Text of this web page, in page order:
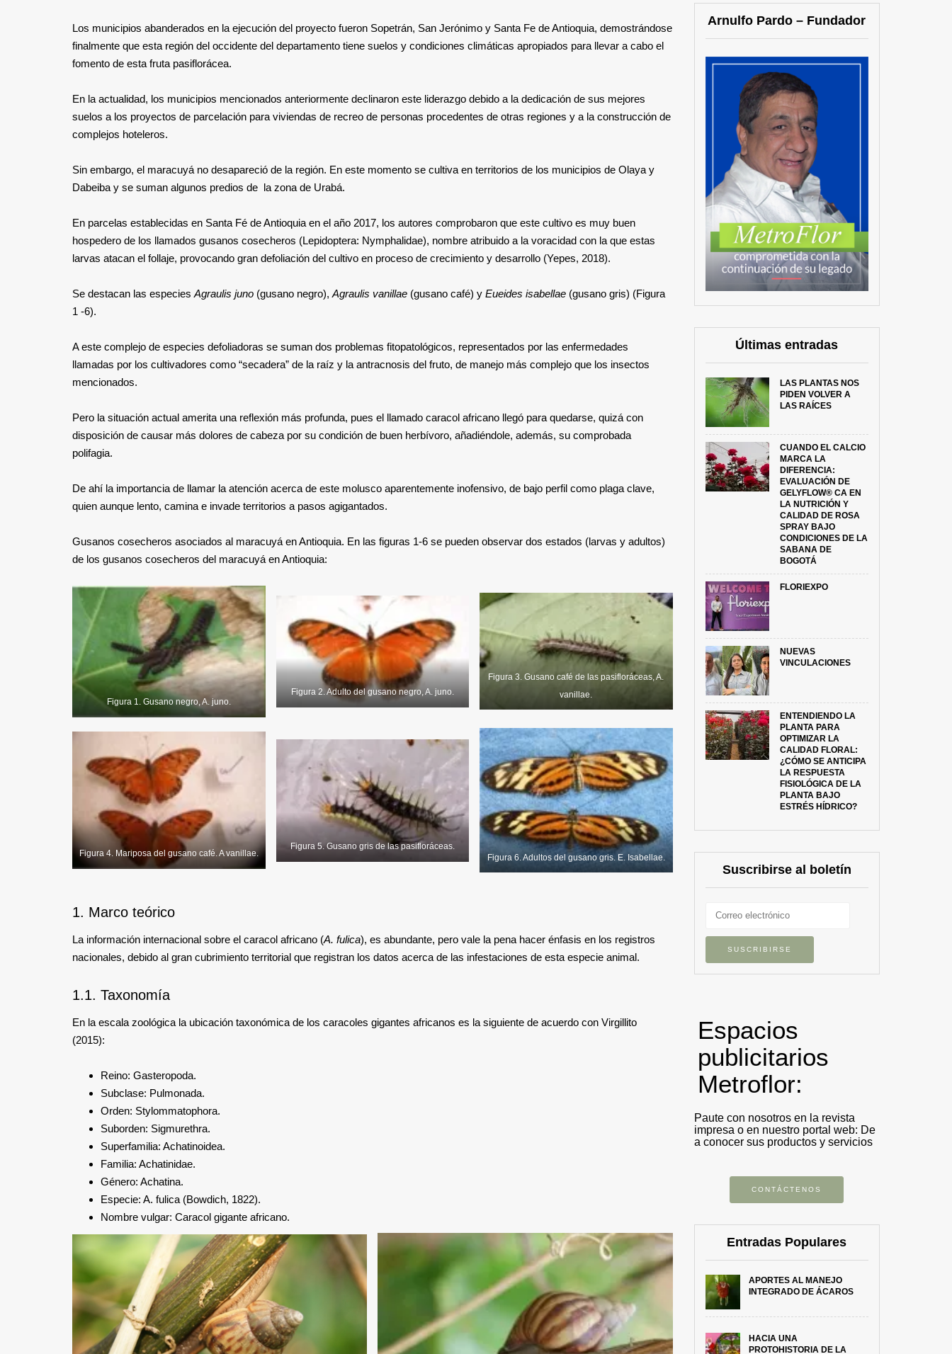
Los municipios abanderados en la ejecución del proyecto fueron Sopetrán, San Jerónimo y Santa Fe de Antioquia, demostrándose
finalmente que esta región del occidente del departamento tiene suelos y condiciones climáticas apropiados para llevar a cabo el
fomento de esta fruta pasiflorácea.
En la actualidad, los municipios mencionados anteriormente declinaron este liderazgo debido a la dedicación de sus mejores
suelos a los proyectos de parcelación para viviendas de recreo de personas procedentes de otras regiones y a la construcción de
complejos hoteleros.
Sin embargo, el maracuyá no desapareció de la región. En este momento se cultiva en territorios de los municipios de Olaya y
Dabeiba y se suman algunos predios de la zona de Urabá.
En parcelas establecidas en Santa Fé de Antioquia en el año 2017, los autores comprobaron que este cultivo es muy buen
hospedero de los llamados gusanos cosecheros (Lepidoptera: Nymphalidae), nombre atribuido a la voracidad con la que estas
larvas atacan el follaje, provocando gran defoliación del cultivo en proceso de crecimiento y desarrollo (Yepes, 2018).
Se destacan las especies Agraulis juno (gusano negro), Agraulis vanillae (gusano café) y Eueides isabellae (gusano gris) (Figura
1 -6).
A este complejo de especies defoliadoras se suman dos problemas fitopatológicos, representados por las enfermedades
llamadas por los cultivadores como “secadera” de la raíz y la antracnosis del fruto, de manejo más complejo que los insectos
mencionados.
Pero la situación actual amerita una reflexión más profunda, pues el llamado caracol africano llegó para quedarse, quizá con
disposición de causar más dolores de cabeza por su condición de buen herbívoro, añadiéndole, además, su comprobada
polifagia.
De ahí la importancia de llamar la atención acerca de este molusco aparentemente inofensivo, de bajo perfil como plaga clave,
quien aunque lento, camina e invade territorios a pasos agigantados.
Gusanos cosecheros asociados al maracuyá en Antioquia. En las figuras 1-6 se pueden observar dos estados (larvas y adultos)
de los gusanos cosecheros del maracuyá en Antioquia:
Figura 1. Gusano negro, A. juno.
Figura 2. Adulto del gusano negro, A. juno.
Figura 3. Gusano café de las pasifloráceas, A.
vanillae.
Figura 4. Mariposa del gusano café. A vanillae.
Figura 5. Gusano gris de las pasifloráceas.
Figura 6. Adultos del gusano gris. E. Isabellae.
1. Marco teórico
La información internacional sobre el caracol africano (A. fulica), es abundante, pero vale la pena hacer énfasis en los registros
nacionales, debido al gran cubrimiento territorial que registran los datos acerca de las infestaciones de esta especie animal.
1.1. Taxonomía
En la escala zoológica la ubicación taxonómica de los caracoles gigantes africanos es la siguiente de acuerdo con Virgillito
(2015):
Reino: Gasteropoda.
Subclase: Pulmonada.
Orden: Stylommatophora.
Suborden: Sigmurethra.
Superfamilia: Achatinoidea.
Familia: Achatinidae.
Género: Achatina.
Especie: A. fulica (Bowdich, 1822).
Nombre vulgar: Caracol gigante africano.
Arnulfo Pardo – Fundador
Últimas entradas
LAS PLANTAS NOS
PIDEN VOLVER A
LAS RAÍCES
CUANDO EL CALCIO
MARCA LA
DIFERENCIA:
EVALUACIÓN DE
GELYFLOW® CA EN
LA NUTRICIÓN Y
CALIDAD DE ROSA
SPRAY BAJO
CONDICIONES DE LA
SABANA DE
BOGOTÁ
FLORIEXPO
NUEVAS
VINCULACIONES
ENTENDIENDO LA
PLANTA PARA
OPTIMIZAR LA
CALIDAD FLORAL:
¿CÓMO SE ANTICIPA
LA RESPUESTA
FISIOLÓGICA DE LA
PLANTA BAJO
ESTRÉS HÍDRICO?
Suscribirse al boletín
Espacios
publicitarios
Metroflor:
Paute con nosotros en la revista
impresa o en nuestro portal web: De
a conocer sus productos y servicios
CONTÁCTENOS
Entradas Populares
APORTES AL MANEJO
INTEGRADO DE ÁCAROS
HACIA UNA
PROTOHISTORIA DE LA